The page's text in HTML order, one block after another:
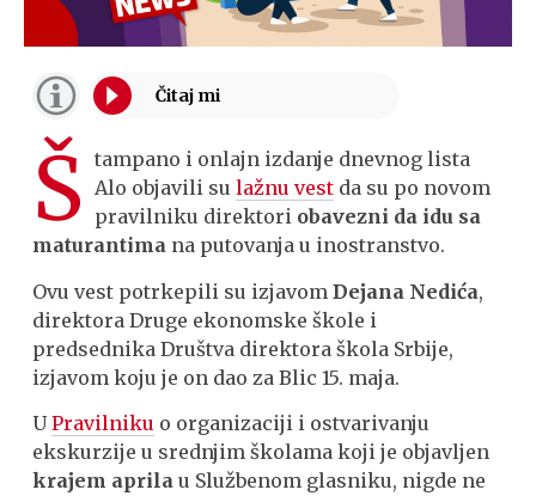
Š
tampano i onlajn izdanje dnevnog lista
Alo objavili sulažnu vest da su po novom
pravilniku direktori obavezni da idu sa
maturantima na putovanja u inostranstvo.
Ovu vest potrkepili su izjavomDejana Nedića,
direktora Druge ekonomske škole i
predsednika Društva direktora škola Srbije,
izjavom koju je on dao za Blic 15. maja.
UPravilniku o organizaciji i ostvarivanju
ekskurzije u srednjim školama koji je objavljen
krajem aprila u Službenom glasniku, nigde ne